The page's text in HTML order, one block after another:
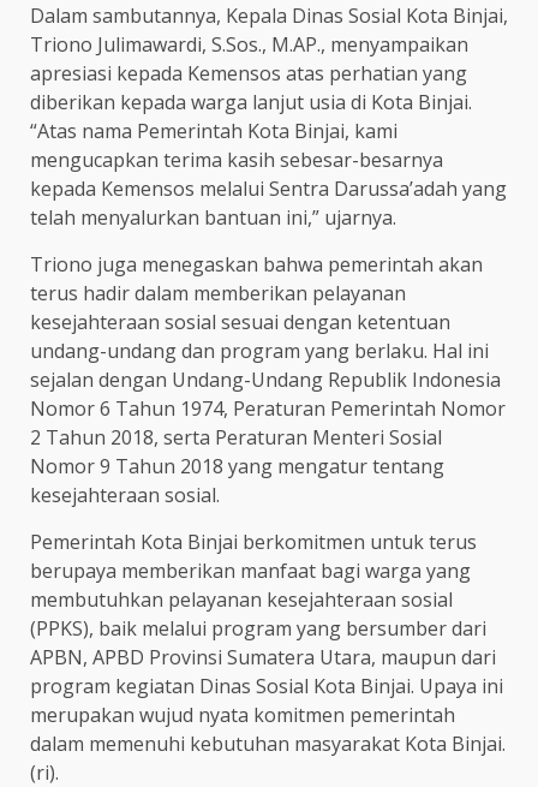
Dalam sambutannya, Kepala Dinas Sosial Kota Binjai,
Triono Julimawardi, S.Sos., M.AP., menyampaikan
apresiasi kepada Kemensos atas perhatian yang
diberikan kepada warga lanjut usia di Kota Binjai.
“Atas nama Pemerintah Kota Binjai, kami
mengucapkan terima kasih sebesar-besarnya
kepada Kemensos melalui Sentra Darussa’adah yang
telah menyalurkan bantuan ini,” ujarnya.
Triono juga menegaskan bahwa pemerintah akan
terus hadir dalam memberikan pelayanan
kesejahteraan sosial sesuai dengan ketentuan
undang-undang dan program yang berlaku. Hal ini
sejalan dengan Undang-Undang Republik Indonesia
Nomor 6 Tahun 1974, Peraturan Pemerintah Nomor
2 Tahun 2018, serta Peraturan Menteri Sosial
Nomor 9 Tahun 2018 yang mengatur tentang
kesejahteraan sosial.
Pemerintah Kota Binjai berkomitmen untuk terus
berupaya memberikan manfaat bagi warga yang
membutuhkan pelayanan kesejahteraan sosial
(PPKS), baik melalui program yang bersumber dari
APBN, APBD Provinsi Sumatera Utara, maupun dari
program kegiatan Dinas Sosial Kota Binjai. Upaya ini
merupakan wujud nyata komitmen pemerintah
dalam memenuhi kebutuhan masyarakat Kota Binjai.
(ri).